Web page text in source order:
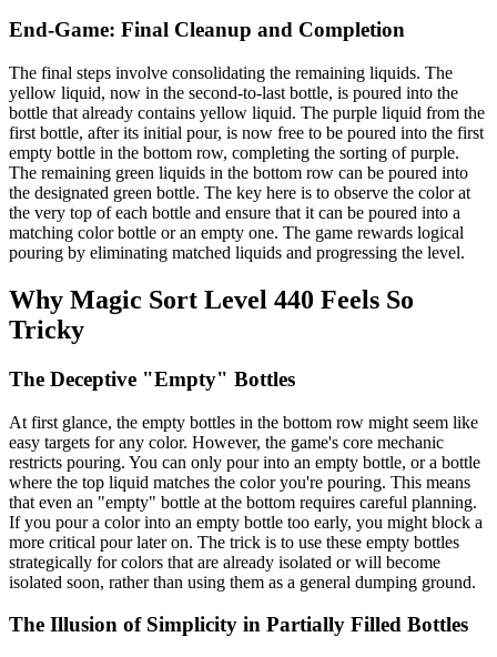
End-Game: Final Cleanup and Completion
The final steps involve consolidating the remaining liquids. The
yellow liquid, now in the second-to-last bottle, is poured into the
bottle that already contains yellow liquid. The purple liquid from the
first bottle, after its initial pour, is now free to be poured into the first
empty bottle in the bottom row, completing the sorting of purple.
The remaining green liquids in the bottom row can be poured into
the designated green bottle. The key here is to observe the color at
the very top of each bottle and ensure that it can be poured into a
matching color bottle or an empty one. The game rewards logical
pouring by eliminating matched liquids and progressing the level.
Why Magic Sort Level 440 Feels So
Tricky
The Deceptive "Empty" Bottles
At first glance, the empty bottles in the bottom row might seem like
easy targets for any color. However, the game's core mechanic
restricts pouring. You can only pour into an empty bottle, or a bottle
where the top liquid matches the color you're pouring. This means
that even an "empty" bottle at the bottom requires careful planning.
If you pour a color into an empty bottle too early, you might block a
more critical pour later on. The trick is to use these empty bottles
strategically for colors that are already isolated or will become
isolated soon, rather than using them as a general dumping ground.
The Illusion of Simplicity in Partially Filled Bottles